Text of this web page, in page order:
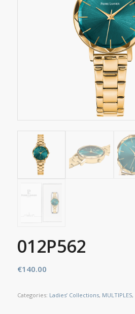
012P562
€140.00
Categories: Ladies’ Collections, MULTIPLES,